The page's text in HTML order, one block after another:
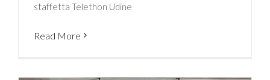
staffetta Telethon Udine
Read More